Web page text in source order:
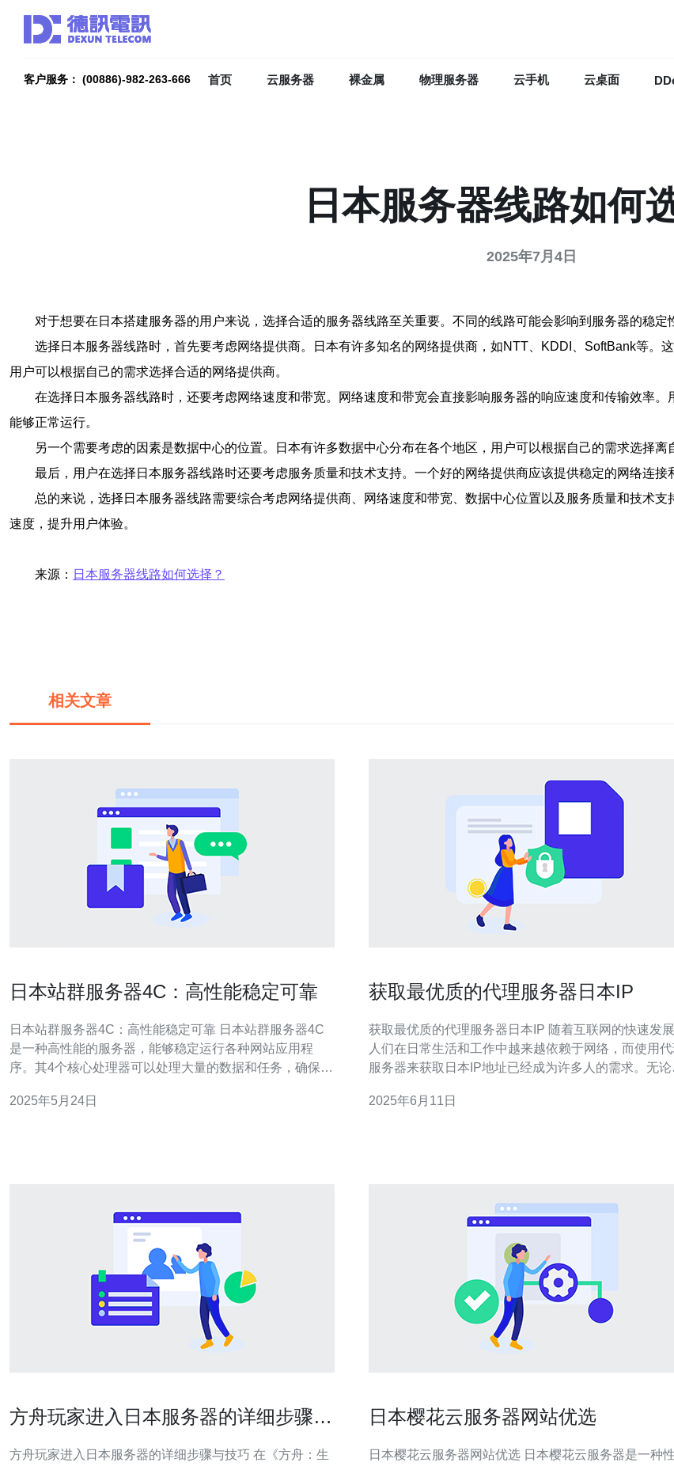
客户服务： (00886)-982-263-666 首页 云服务器 裸金属 物理服务器 云手机 云桌面
日本服务器线路如何
2025年7月4日
对于想要在日本搭建服务器的用户来说，选择合适的服务器线路至关重要。不同的线路可能会影响到服务器的稳
选择日本服务器线路时，首先要考虑网络提供商。日本有许多知名的网络提供商，如NTT、KDDI、SoftBank等。
用户可以根据自己的需求选择合适的网络提供商。
在选择日本服务器线路时，还要考虑网络速度和带宽。网络速度和带宽会直接影响服务器的响应速度和传输效率
能够正常运行。
另一个需要考虑的因素是数据中心的位置。日本有许多数据中心分布在各个地区，用户可以根据自己的需求选择
最后，用户在选择日本服务器线路时还要考虑服务质量和技术支持。一个好的网络提供商应该提供稳定的网络连
总的来说，选择日本服务器线路需要综合考虑网络提供商、网络速度和带宽、数据中心位置以及服务质量和技术
速度，提升用户体验。
来源： 日本服务器线路如何选择？
相关文章
日本站群服务器4C：高性能稳定可靠
日本站群服务器4C：高性能稳定可靠 日本站群服务器4C
是一种高性能的服务器，能够稳定运行各种网站应用程
序。其4个核心处理器可以处理大量的数据和任务，确保网
性能表现，能够支持大流量的网站访问，并且能够同时处
2025年5月24日
获取最优质的代理服务器日本IP
获取最优质的代理服务器日本IP 随着互联网的快速发展，
人们在日常生活和工作中越来越依赖于网络，而使用代
服务器来获取日本IP地址已经成为许多人的需求。无论
销，都需要稳定且高质量的代理服务器来保证网络连接
2025年6月11日
方舟玩家进入日本服务器的详细步骤与
方舟玩家进入日本服务器的详细步骤与技巧 在《方舟：生
日本樱花云服务器网站优选
日本樱花云服务器网站优选 日本樱花云服务器是一种性能